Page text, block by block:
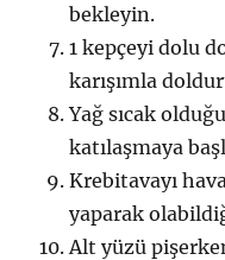
bekleyin.
1 kepçeyi dolu
karışımla
Yağ sıcak
katılaşmaya
Krebitavayı
yaparak
Alt yüzü